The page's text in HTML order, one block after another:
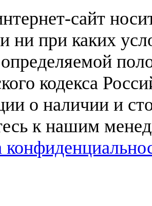
сайт
ни при каких
кодекса
о наличии и
к нашим